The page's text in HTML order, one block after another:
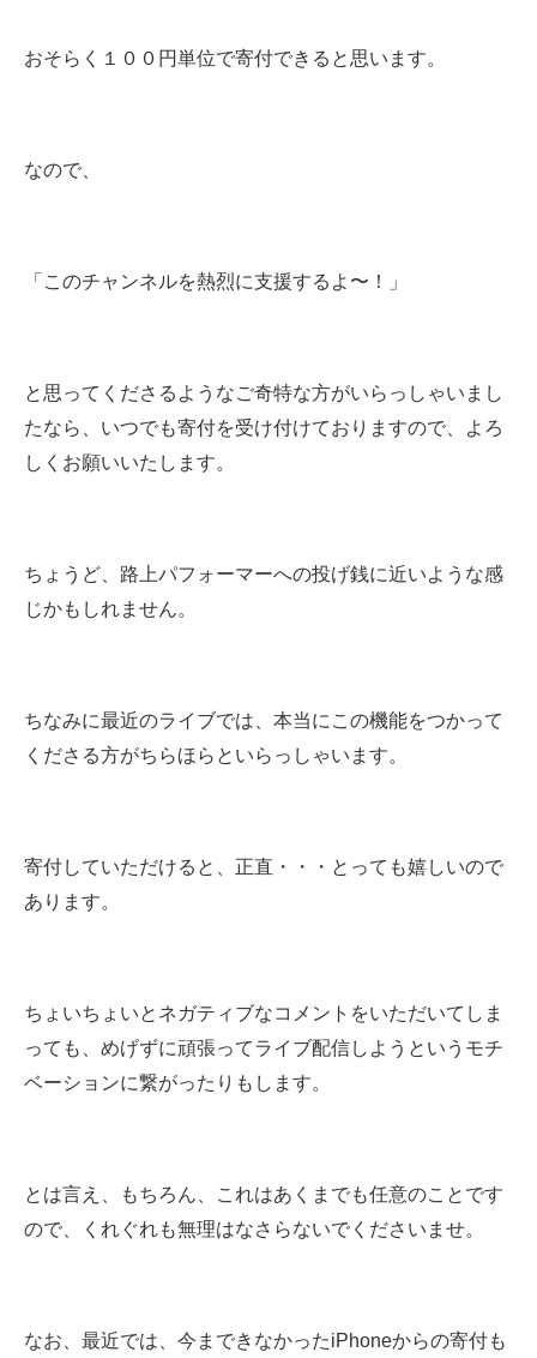
おそらく１００円単位で寄付できると思います。
なので、
「このチャンネルを熱烈に支援するよ〜！」
と思ってくださるようなご奇特な方がいらっしゃいまし
たなら、いつでも寄付を受け付けておりますので、よろ
しくお願いいたします。
ちょうど、路上パフォーマーへの投げ銭に近いような感
じかもしれません。
ちなみに最近のライブでは、本当にこの機能をつかって
くださる方がちらほらといらっしゃいます。
寄付していただけると、正直・・・とっても嬉しいので
あります。
ちょいちょいとネガティブなコメントをいただいてしま
っても、めげずに頑張ってライブ配信しようというモチ
ベーションに繋がったりもします。
とは言え、もちろん、これはあくまでも任意のことです
ので、くれぐれも無理はなさらないでくださいませ。
なお、最近では、今まできなかったiPhoneからの寄付も